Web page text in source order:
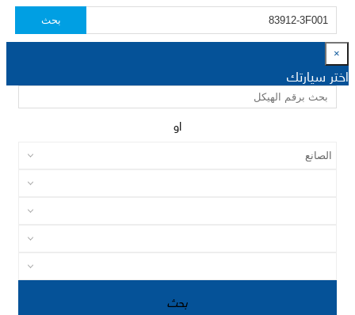
بحث
×
اختر سيارتك
او
بحث